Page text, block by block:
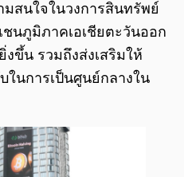
มสนใจในวงการสินทรัพย์
นภูมิภาคเอเชียตะวันออก
งขึ้น รวมถึงส่งเสริมให้
ในการเป็นศูนย์กลางใน